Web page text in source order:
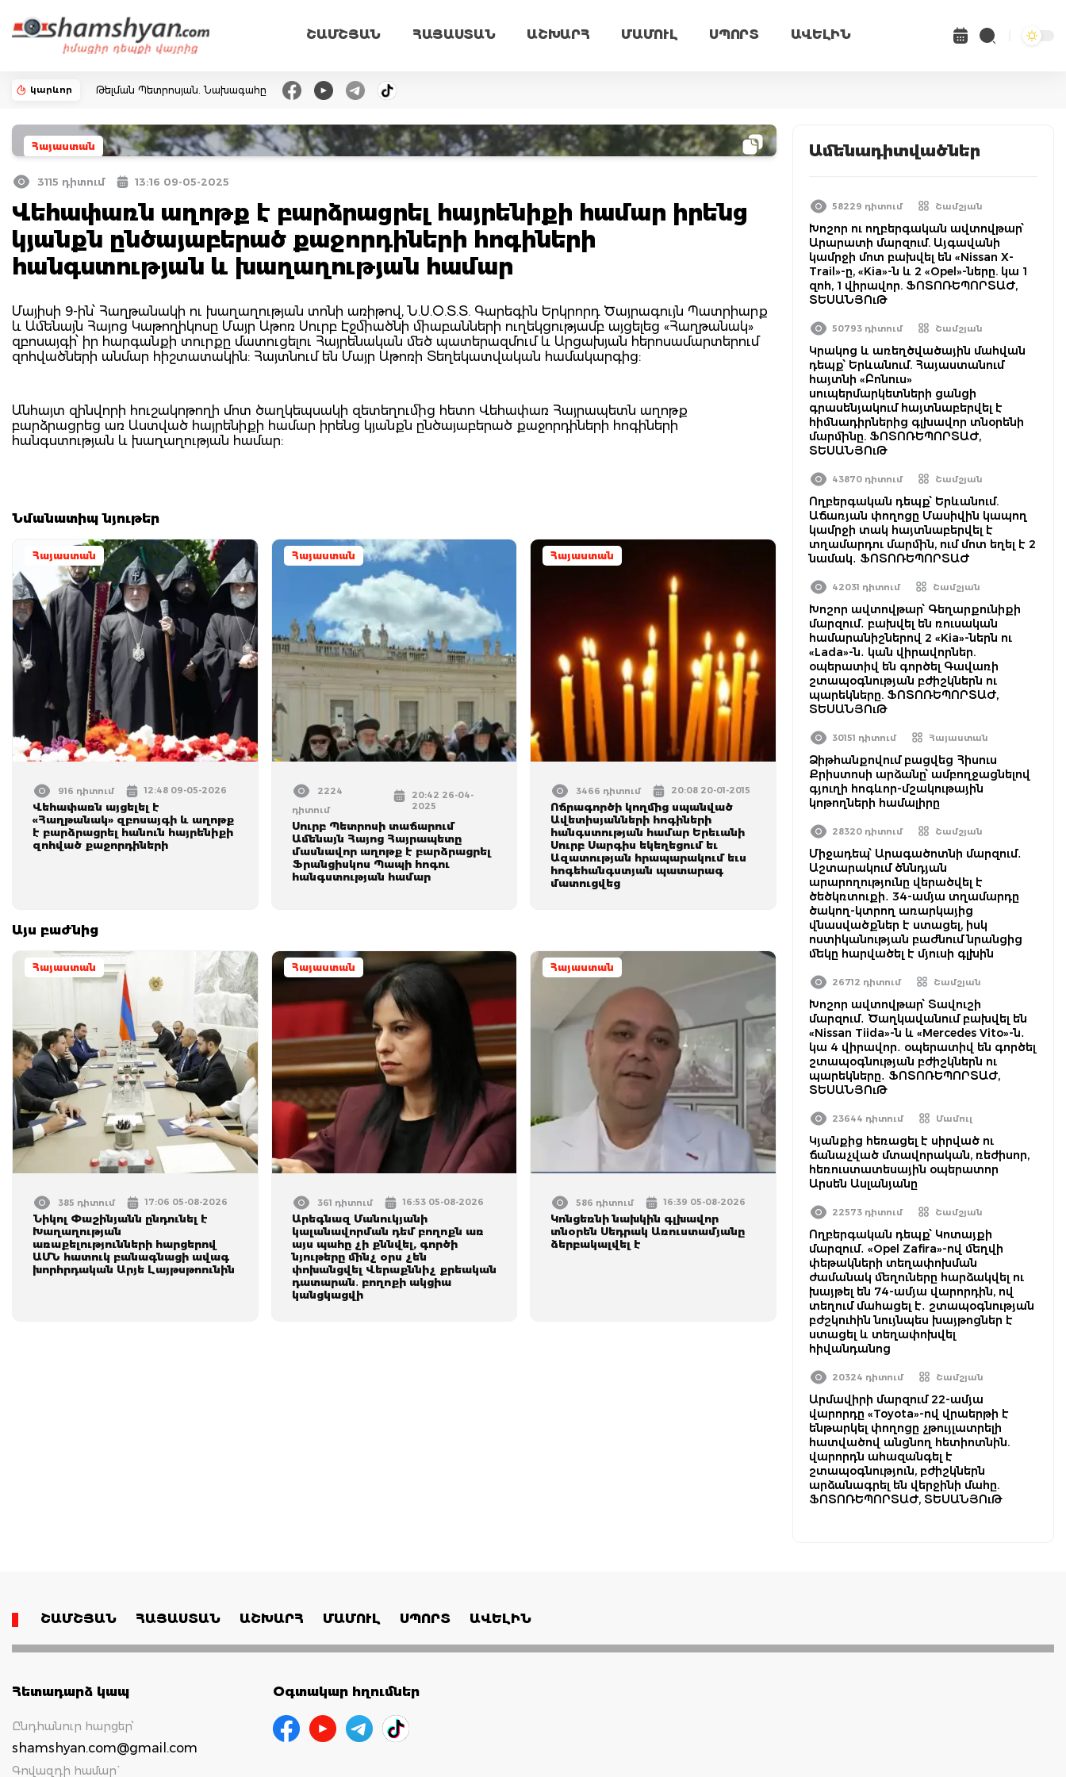
ՇԱՄՇՅԱՆ ՀԱՅԱՍՏԱՆ ԱՇԽԱՐՀ ՄԱՄՈՒԼ ՍՊՈՐՏ ԱՎԵԼԻՆ
կարևոր Թելման Պետրոսյան. Նախագահը
Հայաստան
3115 դիտում 13:16 09-05-2025
Վեհափառն աղոթք է բարձրացրել հայրենիքի համար իրենց
կյանքն ընծայաբերած քաջորդիների հոգիների
հանգստության և խաղաղության համար
Մայիսի 9-ին՝ Հաղթանակի ու խաղաղության տոնի առիթով, Ն.Ս.Օ.Տ.Տ. Գարեգին Երկրորդ Ծայրագույն Պատրիարք
և Ամենայն Հայոց Կաթողիկոսը Մայր Աթոռ Սուրբ Էջմիածնի միաբանների ուղեկցությամբ այցելեց «Հաղթանակ»
զբոսայգի՝ իր հարգանքի տուրքը մատուցելու Հայրենական մեծ պատերազմում և Արցախյան հերոսամարտերում
զոհվածների անմար հիշտատակին: Հայտնում են Մայր Աթոռի Տեղեկատվական համակարգից:
Անհայտ զինվորի հուշակոթողի մոտ ծաղկեպսակի զետեղումից հետո Վեհափառ Հայրապետն աղոթք
բարձրացրեց առ Աստված հայրենիքի համար իրենց կյանքն ընծայաբերած քաջորդիների հոգիների
հանգստության և խաղաղության համար:
Նմանատիպ նյութեր
Հայաստան
916 դիտում 12:48 09-05-2026
Վեհափառն այցելել է
«Հաղթանակ» զբոսայգի և աղոթք
է բարձրացրել հանուն հայրենիքի
զոհված քաջորդիների
Հայաստան
2224
դիտում
20:42 26-04-
2025
Սուրբ Պետրոսի տաճարում
Ամենայն Հայոց Հայրապետը
մասնավոր աղոթք է բարձրացրել
Ֆրանցիսկոս Պապի հոգու
հանգստության համար
Հայաստան
3466 դիտում 20:08 20-01-2015
Ոճրագործի կողմից սպանված
Ավետիսյանների հոգիների
հանգստության համար Երեւանի
Սուրբ Սարգիս եկեղեցում եւ
Ազատության հրապարակում եւս
հոգեհանգստյան պատարագ
մատուցվեց
Այս բաժնից
Հայաստան
385 դիտում 17:06 05-08-2026
Նիկոլ Փաշինյանն ընդունել է
Խաղաղության
առաքելությունների հարցերով
ԱՄՆ հատուկ բանագնացի ավագ
խորհրդական Արյե Լայթսթոունին
Հայաստան
361 դիտում 16:53 05-08-2026
Արեգնազ Մանուկյանի
կալանավորման դեմ բողոքն առ
այս պահը չի քննվել, գործի
նյութերը մինչ օրս չեն
փոխանցվել Վերաքննիչ քրեական
դատարան․ բողոքի ակցիա
կանցկացվի
Հայաստան
586 դիտում 16:39 05-08-2026
Կոնցեռնի նախկին գլխավոր
տնօրեն Սեդրակ Առուստամյանը
ձերբակալվել է
Ամենադիտվածներ
58229 դիտում Շամշյան
Խոշոր ու ողբերգական ավտովթար՝
Արարատի մարզում. Այգավանի
կամրջի մոտ բախվել են «Nissan X-
Trail»-ը, «Kia»-ն և 2 «Opel»-ները. կա 1
զոհ, 1 վիրավոր. ՖՈՏՈՌԵՊՈՐՏԱԺ,
ՏԵՍԱՆՅՈւԹ
50793 դիտում Շամշյան
Կրակոց և առեղծվածային մահվան
դեպք՝ Երևանում. Հայաստանում
հայտնի «Բոնուս»
սուպերմարկետների ցանցի
գրասենյակում հայտնաբերվել է
հիմնադիրներից գլխավոր տնօրենի
մարմինը. ՖՈՏՈՌԵՊՈՐՏԱԺ,
ՏԵՍԱՆՅՈւԹ
43870 դիտում Շամշյան
Ողբերգական դեպք՝ Երևանում.
Աճառյան փողոցը Մասիվին կապող
կամրջի տակ հայտնաբերվել է
տղամարդու մարմին, ում մոտ եղել է 2
նամակ․ ՖՈՏՈՌԵՊՈՐՏԱԺ
42031 դիտում Շամշյան
Խոշոր ավտովթար՝ Գեղարքունիքի
մարզում․ բախվել են ռուսական
համարանիշներով 2 «Kia»-ներն ու
«Lada»-ն․ կան վիրավորներ.
օպերատիվ են գործել Գավառի
շտապօգնության բժիշկներն ու
պարեկները. ՖՈՏՈՌԵՊՈՐՏԱԺ,
ՏԵՍԱՆՅՈւԹ
30151 դիտում Հայաստան
Ձիթհանքովում բացվեց Հիսուս
Քրիստոսի արձանը՝ ամբողջացնելով
գյուղի հոգևոր-մշակութային
կոթողների համալիրը
28320 դիտում Շամշյան
Միջադեպ՝ Արագածոտնի մարզում․
Աշտարակում ծննդյան
արարողությունը վերածվել է
ծեծկռտուքի․ 34-ամյա տղամարդը
ծակող-կտրող առարկայից
վնասվածքներ է ստացել, իսկ
ոստիկանության բաժնում նրանցից
մեկը հարվածել է մյուսի գլխին
26712 դիտում Շամշյան
Խոշոր ավտովթար՝ Տավուշի
մարզում․ Ծաղկավանում բախվել են
«Nissan Tiida»-ն և «Mercedes Vito»-ն․
կա 4 վիրավոր․ օպերատիվ են գործել
շտապօգնության բժիշկներն ու
պարեկները․ ՖՈՏՈՌԵՊՈՐՏԱԺ,
ՏԵՍԱՆՅՈւԹ
23644 դիտում Մամուլ
Կյանքից հեռացել է սիրված ու
ճանաչված մտավորական, ռեժիսոր,
հեռուստատեսային օպերատոր
Արսեն Ասլանյանը
22573 դիտում Շամշյան
Ողբերգական դեպք՝ Կոտայքի
մարզում․ «Opel Zafira»-ով մեղվի
փեթակների տեղափոխման
ժամանակ մեղուները հարձակվել ու
խայթել են 74-ամյա վարորդին, ով
տեղում մահացել է․ շտապօգնության
բժշկուհին նույնպես խայթոցներ է
ստացել և տեղափոխվել
հիվանդանոց
20324 դիտում Շամշյան
Արմավիրի մարզում 22-ամյա
վարորդը «Toyota»-ով վրաերթի է
ենթարկել փողոցը չթույլատրելի
հատվածով անցնող հետիոտնին.
վարորդն ահազանգել է
շտապօգնություն, բժիշկներն
արձանագրել են վերջինի մահը.
ՖՈՏՈՌԵՊՈՐՏԱԺ, ՏԵՍԱՆՅՈւԹ
ՇԱՄՇՅԱՆ ՀԱՅԱՍՏԱՆ ԱՇԽԱՐՀ ՄԱՄՈՒԼ ՍՊՈՐՏ ԱՎԵԼԻՆ
Հետադարձ կապ
Ընդհանուր հարցեր՝
shamshyan.com@gmail.com
Գովազդի համար`
Օգտակար հղումներ